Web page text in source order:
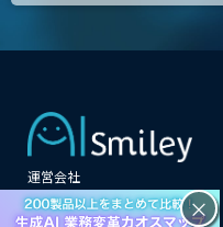
運営会社
よくある質問
×